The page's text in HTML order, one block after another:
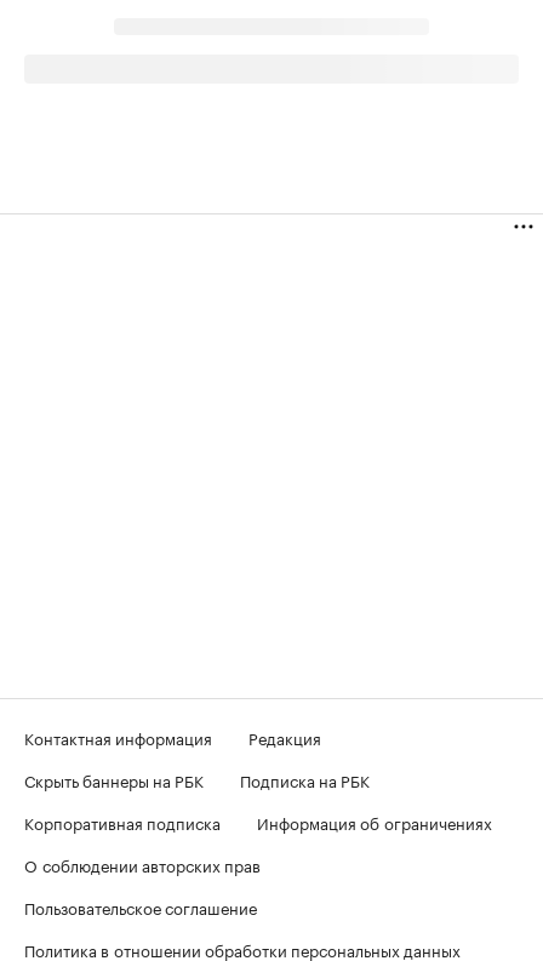
Контактная информация
Редакция
Скрыть баннеры на РБК
Подписка на РБК
Корпоративная подписка
Информация об ограничениях
О соблюдении авторских прав
Пользовательское соглашение
Политика в отношении обработки персональных данных